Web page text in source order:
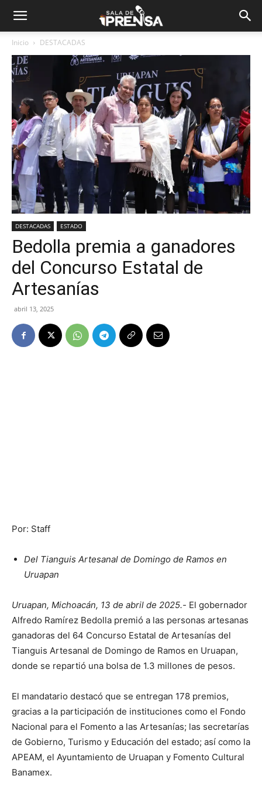
Inicio DESTACADAS
DESTACADAS ESTADO
Bedolla premia a ganadores
del Concurso Estatal de
Artesanías
abril 13, 2025
Por: Staff
Del Tianguis Artesanal de Domingo de Ramos en
Uruapan
Uruapan, Michoacán, 13 de abril de 2025.- El gobernador
Alfredo Ramírez Bedolla premió a las personas artesanas
ganadoras del 64 Concurso Estatal de Artesanías del
Tianguis Artesanal de Domingo de Ramos en Uruapan,
donde se repartió una bolsa de 1.3 millones de pesos.
El mandatario destacó que se entregan 178 premios,
gracias a la participación de instituciones como el Fondo
Nacional para el Fomento a las Artesanías; las secretarías
de Gobierno, Turismo y Educación del estado; así como la
APEAM, el Ayuntamiento de Uruapan y Fomento Cultural
Banamex.